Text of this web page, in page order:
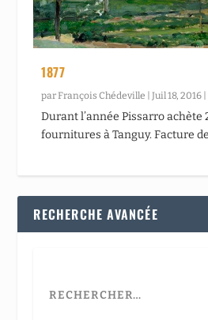
1877
parFrançois Chédeville |Juil 18, 2016 |
Durant l’année Pissarro achète
fournitures à Tanguy. Facture
RECHERCHE AVANCÉE